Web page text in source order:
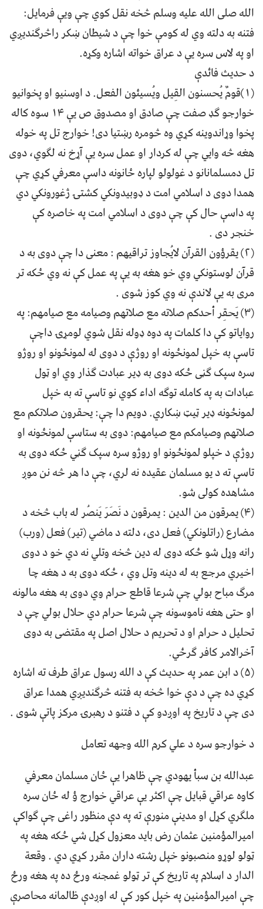
الله صلی الله علیه وسلم څخه نقل کوي چې ویې فرمایل:
فتنه به دلته وي له کومې خوا چې د شیطان ښکر راڅرګندیږي
او په لاس سره یې د عراق خواته اشاره وکړه.
د حدیث فائدې
(۱)قومٌ يُحسنون القِيل ويُسيئون الفعل. د اوسنیو او پخوانیو
خوارجو ګډ صفت چې صادق او مصدوق ص یې ۱۴ سوه کاله
پخوا وړاندوینه کړي وه څومره رښتیا دی! خوارج تل په خوله
هغه څه وایي چې له کردار او عمل سره يې آړخ نه لګوي، دوی
تل دمسلمانانو د غولولو لپاره ځانونه داسې معرفي کړي چې
همدا دوی د اسلامي امت د ډوبیدونکي کشتۍ ژغورونکي دي
په داسې حال کې چې دوی د اسلامي امت په خاصره کې
خنجر دی .
(۲) يقرؤون القرآن لايُجاوز تراقيهم : معنی دا چې دوی به د
قرآن لوستونکي وي خو هغه به یې په عمل کې نه وي ځکه تر
مری به یې لاندې نه وي کوز شوی .
(۳) يَحقِر أحدكم صلاته مع صلاتهم وصيامه مع صيامهم: په
روایاتو کې دا کلمات په دوه ډوله نقل شوي لومړۍ داچې
تاسې به خپل لمونځونه او روژې د دوی له لمونځونو او روژو
سره سپک ګڼی ځکه دوی به ډیر عبادت ګذار وي او ټول
عبادات به په کامله توګه اداء کوي نو تاسې ته به خپل
لمونځونه ډیر ټیټ ښکاري. دویم دا چې: یحقرون صلاتکم مع
صلاتهم وصیامکم مع صیامهم: دوی به ستاسې لمونځونه او
روژې د خپلو لمونځونو او روژو سره سپک ګڼي ځکه دوی به
تاسې ته د یو مسلمان عقیده نه لري، چې دا هر څه نن موږ
مشاهده کولی شو.
(۴) یمرقون من الدین : یمرقون د نَصَرَ یَنصُر له باب څخه د
مضارع (راتلونکي) فعل دی، دلته د ماضي (تیر) فعل (ورب)
رانه وړل شو ځکه دوی له دین څخه وتلي نه دي خو د دوی
اخیري مرجع به له دینه وتل وي ، ځکه دوی به د هغه چا
مرګ مباح بولي چې شرعا قاطع حرام وي دوی به هغه مالونه
او حتی هغه ناموسونه چې شرعا حرام دي حلال بولي چې د
تحلیل د حرام او د تحریم د حلال اصل په مقتضی به دوی
آخرالامر کافر ګرځي.
(۵) د ابن عمر په حدیث کې د الله رسول عراق طرف ته اشاره
کړي ده چې د دې خوا څخه به فتنه څرګندیږي همدا عراق
دی چې د تاریخ په اوږدو کې د فتنو د رهبرۍ مرکز پاتې شوی .
د خوارجو سره د علي کرم الله وجهه تعامل
عبدالله بن سبأ يهودي چې ظاهرا یې ځان مسلمان معرفي
کاوه عراقي قبایل چې اکثر یې عراقي خوارج ؤ له ځان سره
ملګري کړل او مدینې منورې ته په دې منظور راغی چې ګواکې
امیرالمؤمنین عثمان رض باید معزول کړل شي ځکه هغه په
ټولو لوړو منصبونو خپل رشته داران مقرر کړي دي . وقعة
الدار د اسلام په تاریخ کې تر ټولو غمجنه ورځ ده په هغه ورځ
چې امیرالمؤمنین په خپل کور کې له اوږدې ظالمانه محاصرې